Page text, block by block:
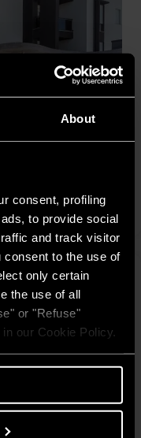
About
consent, profiling
to provide social
and track visitor
to the use of
only certain
the use of all
or "Refuse"
our Cookie Policy.
autonomo e